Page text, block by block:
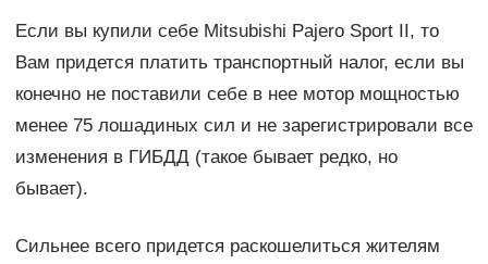
Если вы купили себе Mitsubishi Pajero Sport II, то
Вам придется платить транспортный налог, если вы
конечно не поставили себе в нее мотор мощностью
менее 75 лошадиных сил и не зарегистрировали все
изменения в ГИБДД (такое бывает редко, но
бывает).
Сильнее всего придется раскошелиться жителям